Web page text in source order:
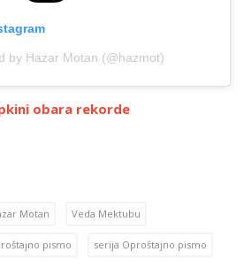
by Hazar Motan (@hazmot)
obara rekorde
Motan Veda Mektubu
pismo serija Oproštajno pismo